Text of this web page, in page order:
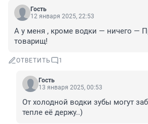
Гость
12 января 2025, 22:53
А у меня , кроме водки — ничего —
товарищ!
ОТВЕТИТЬ 1
Гость
13 января 2025, 00:53
От холодной водки зубы могут
тепле её держу..)